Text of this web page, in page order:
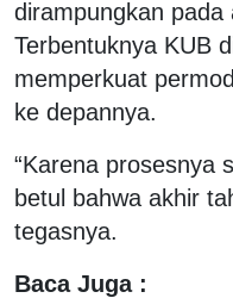
dirampungkan pada
Terbentuknya KUB
memperkuat
ke depannya.
“Karena prosesnya
betul bahwa akhir
tegasnya.
Baca Juga :